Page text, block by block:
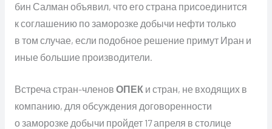
бин Салман объявил, что его страна присоединится
к соглашению по заморозке добычи нефти только
в том случае, если подобное решение примут Иран и
иные большие производители.
Встреча стран-членов ОПЕК и стран, не входящих в
компанию, для обсуждения договоренности
о заморозке добычи пройдет 17 апреля в столице